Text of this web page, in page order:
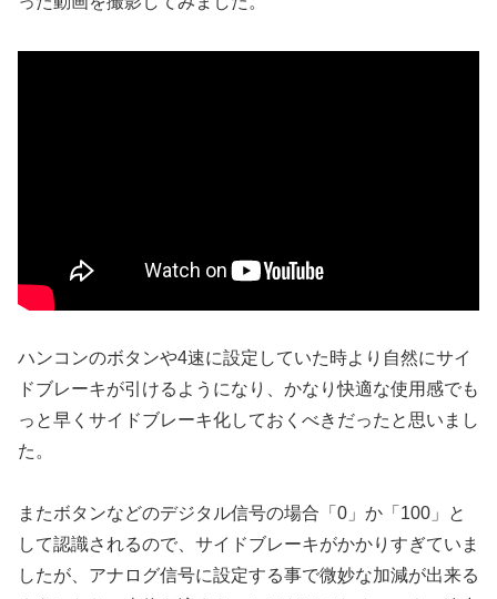
ハンコンのボタンや4速に設定していた時より自然にサイ
ドブレーキが引けるようになり、かなり快適な使用感でも
っと早くサイドブレーキ化しておくべきだったと思いまし
た。
またボタンなどのデジタル信号の場合「0」か「100」と
して認識されるので、サイドブレーキがかかりすぎていま
したが、アナログ信号に設定する事で微妙な加減が出来る